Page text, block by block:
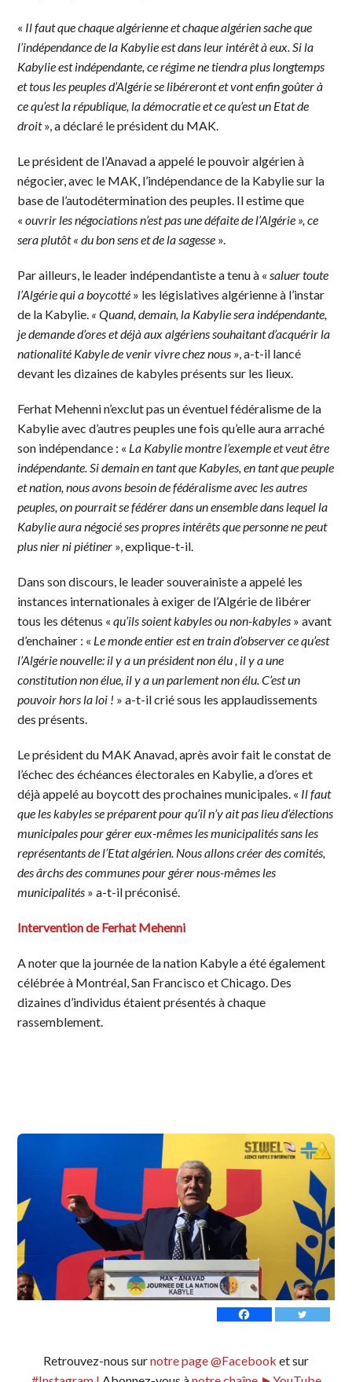
« Il faut que chaque algérienne et chaque algérien sache que
l’indépendance de la Kabylie est dans leur intérêt à eux. Si la
Kabylie est indépendante, ce régime ne tiendra plus longtemps
et tous les peuples d’Algérie se libéreront et vont enfin goûter à
ce qu’est la république, la démocratie et ce qu’est un Etat de
droit», a déclaré le président du MAK.
Le président de l’Anavad a appelé le pouvoir algérien à
négocier, avec le MAK, l’indépendance de la Kabylie sur la
base de l’autodétermination des peuples. Il estime que
«ouvrir les négociations n’est pas une défaite de l’Algérie », ce
sera plutôt « du bon sens et de la sagesse ».
Par ailleurs, le leader indépendantiste a tenu à «saluer toute
l’Algérie qui a boycotté » les législatives algérienne à l’instar
de la Kabylie. « Quand, demain, la Kabylie sera indépendante,
je demande d’ores et déjà aux algériens souhaitant d’acquérir la
nationalité Kabyle de venir vivre chez nous », a-t-il lancé
devant les dizaines de kabyles présents sur les lieux.
Ferhat Mehenni n’exclut pas un éventuel fédéralisme de la
Kabylie avec d’autres peuples une fois qu’elle aura arraché
son indépendance : « La Kabylie montre l’exemple et veut être
indépendante. Si demain en tant que Kabyles, en tant que peuple
et nation, nous avons besoin de fédéralisme avec les autres
peuples, on pourrait se fédérer dans un ensemble dans lequel la
Kabylie aura négocié ses propres intérêts que personne ne peut
plus nier ni piétiner », explique-t-il.
Dans son discours, le leader souverainiste a appelé les
instances internationales à exiger de l’Algérie de libérer
tous les détenus «qu’ils soient kabyles ou non-kabyles » avant
d’enchainer : « Le monde entier est en train d’observer ce qu’est
l’Algérie nouvelle: il y a un président non élu , il y a une
constitution non élue, il y a un parlement non élu. C’est un
pouvoir hors la loi ! » a-t-il crié sous les applaudissements
des présents.
Le président du MAK Anavad, après avoir fait le constat de
l’échec des échéances électorales en Kabylie, a d’ores et
déjà appelé au boycott des prochaines municipales. « Il faut
que les kabyles se préparent pour qu’il n’y ait pas lieu d’élections
municipales pour gérer eux-mêmes les municipalités sans les
représentants de l’Etat algérien. Nous allons créer des comités,
des ârchs des communes pour gérer nous-mêmes les
municipalités » a-t-il préconisé.
Intervention de Ferhat Mehenni
A noter que la journée de la nation Kabyle a été également
célébrée à Montréal, San Francisco et Chicago. Des
dizaines d’individus étaient présentés à chaque
rassemblement.
Retrouvez-nous surnotre page @Facebook et sur